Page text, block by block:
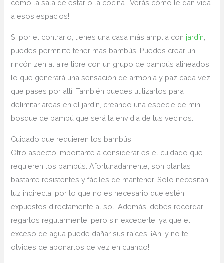
como la sala de estar o la cocina. ¡Verás cómo le dan vida
a‍ esos espacios!
Si por el contrario, tienes una casa más amplia con jardín
puedes permitirte tener más ⁤bambús. Puedes crear un
rincón zen al aire libre con un grupo de bambús alineados,
‌lo que generará una sensación de armonía y paz cada vez
que pases por allí. También puedes utilizarlos para
delimitar áreas en el jardín, creando una especie de mini-
bosque de bambú que⁣ será la envidia de ‍tus vecinos.
Cuidado que requieren los bambús
Otro aspecto importante a considerar es el cuidado que
requieren los bambús. Afortunadamente, son plantas
bastante resistentes y fáciles de mantener. Solo necesitan
luz indirecta, por lo que ‍no es necesario que‍ estén
expuestos directamente al sol. Además, debes‌ recordar
regarlos regularmente, pero sin excederte, ya⁤ que el
exceso de agua puede dañar sus⁤ raíces. ¡Ah, y no te
olvides de⁢ abonarlos de vez en ⁢cuando!